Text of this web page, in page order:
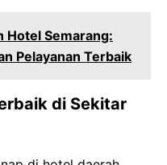
Hotel Semarang:
Pelayanan Terbaik
di Sekitar